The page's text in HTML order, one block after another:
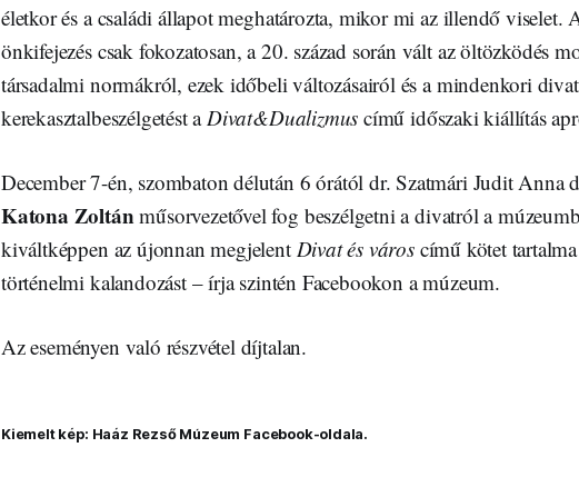
életkor és a családi állapot meghatározta, mikor mi az illendő viselet.
önkifejezés csak fokozatosan, a 20. század során vált az öltözködés
társadalmi normákról, ezek időbeli változásairól és a mindenkori
kerekasztalbeszélgetést aDivat&Dualizmus című időszaki kiállítás
December 7-én, szombaton délután 6 órától dr. Szatmári Judit Anna
Katona Zoltánműsorvezetővel fog beszélgetni a divatról a
kiváltképpen az újonnan megjelent Divat és városcímű kötet tartalma
történelmi kalandozást – írja szintén Facebookon a múzeum.
Az eseményen való részvétel díjtalan.
Kiemelt kép: Haáz Rezső Múzeum Facebook-oldala.